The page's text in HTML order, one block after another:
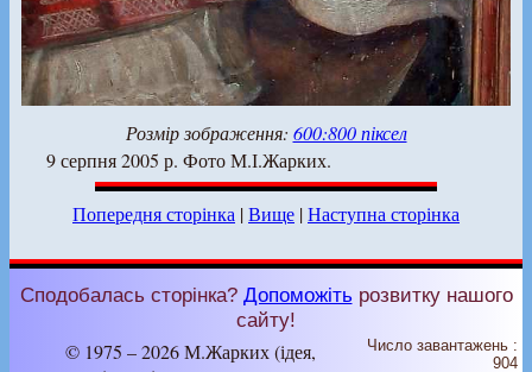
Розмір зображення: 600:800 піксел
9 серпня 2005 р. Фото М.І.Жарких.
Попередня сторінка |Вище |Наступна сторінка
Сподобалась сторінка? Допоможітьрозвитку нашого
сайту!
© 1975 – 2026 М.Жарких (ідея,
Число завантажень :
904